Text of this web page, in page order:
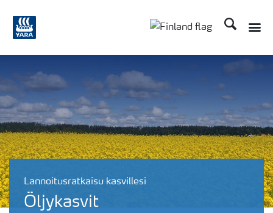
Etsi
Lannoitusratkaisu kasvillesi
Öljykasvit